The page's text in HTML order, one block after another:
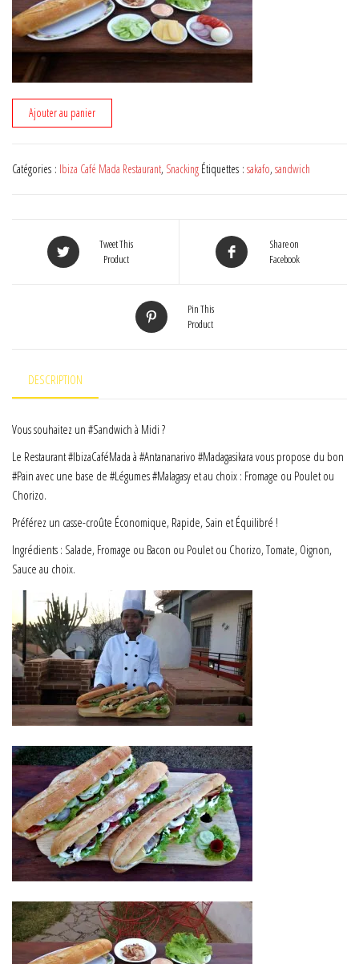
Ajouter au panier
Catégories : Ibiza Café Mada Restaurant, Snacking Étiquettes : sakafo, sandwich
Tweet This
Product
Share on
Facebook
Pin This
Product
DESCRIPTION
Vous souhaitez un #Sandwich à Midi ?
Le Restaurant #IbizaCaféMada à #Antananarivo #Madagasikara vous propose du bon
#Pain avec une base de #Légumes #Malagasy et au choix : Fromage ou Poulet ou
Chorizo.
Préférez un casse-croûte Économique, Rapide, Sain et Équilibré !
Ingrédients : Salade, Fromage ou Bacon ou Poulet ou Chorizo, Tomate, Oignon,
Sauce au choix.